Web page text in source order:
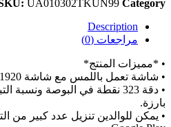
UA010302TKUN99 Category:
Description
مراجعات (0)
• *مميزات المنتج*
• شاشة تعمل باللمس مع شاشة 1920 * 1200 FHD.
• دقة 323 نقطة في البوصة ونسبة
بارزة.
• يمكن للوالدين تنزيل عدد كبير من